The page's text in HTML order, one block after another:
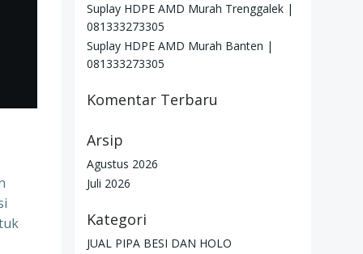
Suplay HDPE AMD Murah Trenggalek |
081333273305
Suplay HDPE AMD Murah Banten |
081333273305
Komentar Terbaru
Arsip
Agustus 2026
Juli 2026
Kategori
JUAL PIPA BESI DAN HOLO